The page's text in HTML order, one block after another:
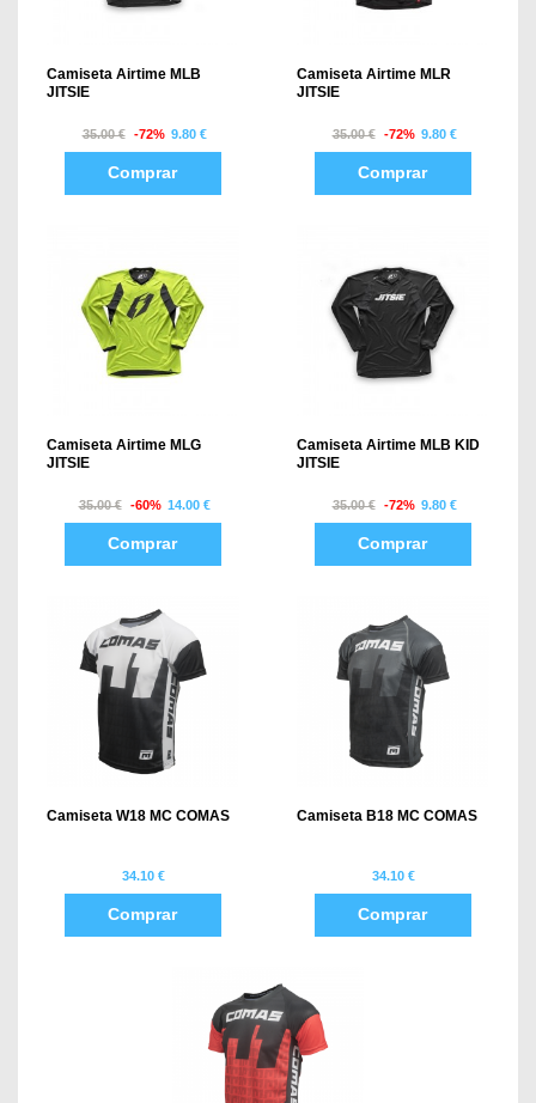
Camiseta Airtime MLB
JITSIE
35.00 € -72% 9.80 €
Comprar
Camiseta Airtime MLR
JITSIE
35.00 € -72% 9.80 €
Comprar
Camiseta Airtime MLG
JITSIE
35.00 € -60% 14.00 €
Comprar
Camiseta Airtime MLB KID
JITSIE
35.00 € -72% 9.80 €
Comprar
Camiseta W18 MC COMAS
34.10 €
Comprar
Camiseta B18 MC COMAS
34.10 €
Comprar